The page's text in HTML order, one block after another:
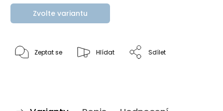
Zvolte variantu
Zeptat se Hlídat Sdílet